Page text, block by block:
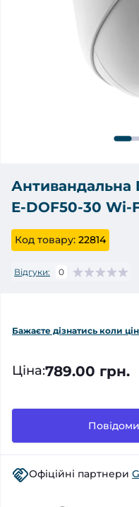
Антивандальна
E-DOF50-30 Wi-
Код товару: 22814
Відгуки: 0
Бажаєте дізнатись коли
Ціна:789.00 грн.
Офіційні партнери